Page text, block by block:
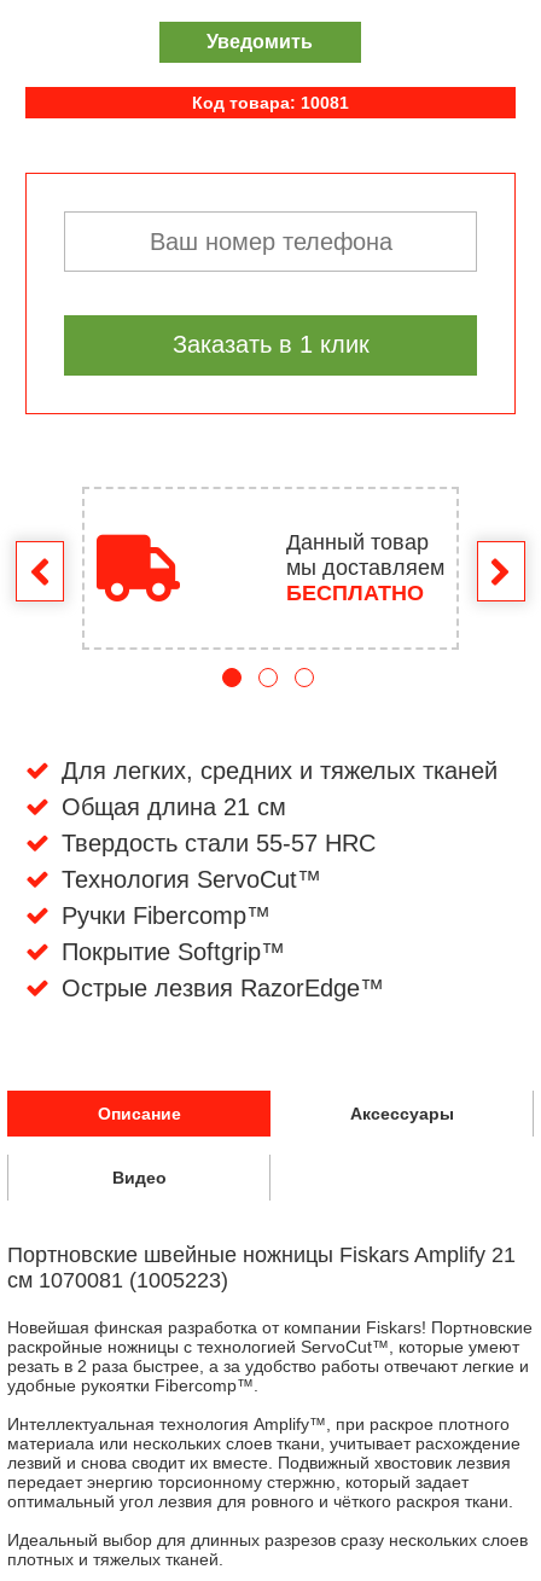
Уведомить
Код товара: 10081
Заказать в 1 клик
Данный товар
мы доставляем
БЕСПЛАТНО
Для легких, средних и тяжелых тканей
Общая длина 21 см
Твердость стали 55-57 HRC
Технология ServoCut™
Ручки Fibercomp™
Покрытие Softgrip™
Острые лезвия RazorEdge™
Описание Аксессуары
Видео
Портновские швейные ножницы Fiskars Amplify 21
см 1070081 (1005223)
Новейшая финская разработка от компании Fiskars! Портновские
раскройные ножницы с технологией ServoCut™, которые умеют
резать в 2 раза быстрее, а за удобство работы отвечают легкие и
удобные рукоятки Fibercomp™.
Интеллектуальная технология Amplify™, при раскрое плотного
материала или нескольких слоев ткани, учитывает расхождение
лезвий и снова сводит их вместе. Подвижный хвостовик лезвия
передает энергию торсионному стержню, который задает
оптимальный угол лезвия для ровного и чёткого раскроя ткани.
Идеальный выбор для длинных разрезов сразу нескольких слоев
плотных и тяжелых тканей.